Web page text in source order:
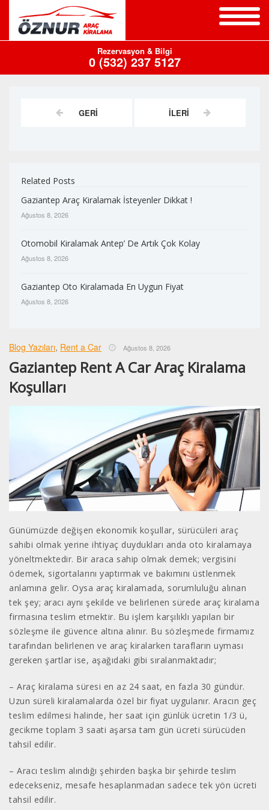
Araçlar/Fiyat
Hakkımızda
İletişim
Rezervasyon & Bilgi
0 (532) 237 5127
GERI İLERI
Related Posts
Gaziantep Araç Kiralamak İsteyenler Dikkat !
Ağustos 8, 2026
Otomobil Kiralamak Antep’ De Artık Çok Kolay
Ağustos 8, 2026
Gaziantep Oto Kiralamada En Uygun Fiyat
Ağustos 8, 2026
Blog Yazıları, Rent a Car Ağustos 8, 2026
Gaziantep Rent A Car Araç Kiralama
Koşulları
Günümüzde değişen ekonomik koşullar, sürücüleri araç
sahibi olmak yerine ihtiyaç duydukları anda oto kiralamaya
yöneltmektedir. Bir araca sahip olmak demek; vergisini
ödemek, sigortalarını yaptırmak ve bakımını üstlenmek
anlamına gelir. Oysa araç kiralamada, sorumluluğu alınan
tek şey; aracı aynı şekilde ve belirlenen sürede araç kiralama
firmasına teslim etmektir. Bu işlem karşılıklı yapılan bir
sözleşme ile güvence altına alınır. Bu sözleşmede firmamız
tarafından belirlenen ve araç kiralarken tarafların uyması
gereken şartlar ise, aşağıdaki gibi sıralanmaktadır;
– Araç kiralama süresi en az 24 saat, en fazla 30 gündür.
Uzun süreli kiralamalarda özel bir fiyat uygulanır. Aracın geç
teslim edilmesi halinde, her saat için günlük ücretin 1/3 ü,
gecikme toplam 3 saati aşarsa tam gün ücreti sürücüden
tahsil edilir.
– Aracı teslim alındığı şehirden başka bir şehirde teslim
edecekseniz, mesafe hesaplanmadan sadece tek yön ücreti
tahsil edilir.